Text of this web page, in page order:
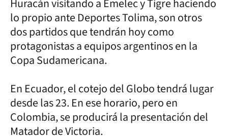
Huracán visitando a Emelec y Tigre haciendo
lo propio ante Deportes Tolima, son otros
dos partidos que tendrán hoy como
protagonistas a equipos argentinos en la
Copa Sudamericana.
En Ecuador, el cotejo del Globo tendrá lugar
desde las 23. En ese horario, pero en
Colombia, se producirá la presentación del
Matador de Victoria.